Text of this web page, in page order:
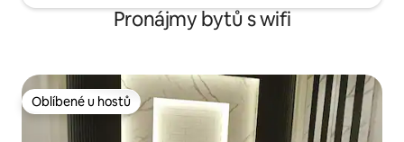
Pronájmy bytů s wifi
Oblíbené u hostů
Oblíbené u hostů